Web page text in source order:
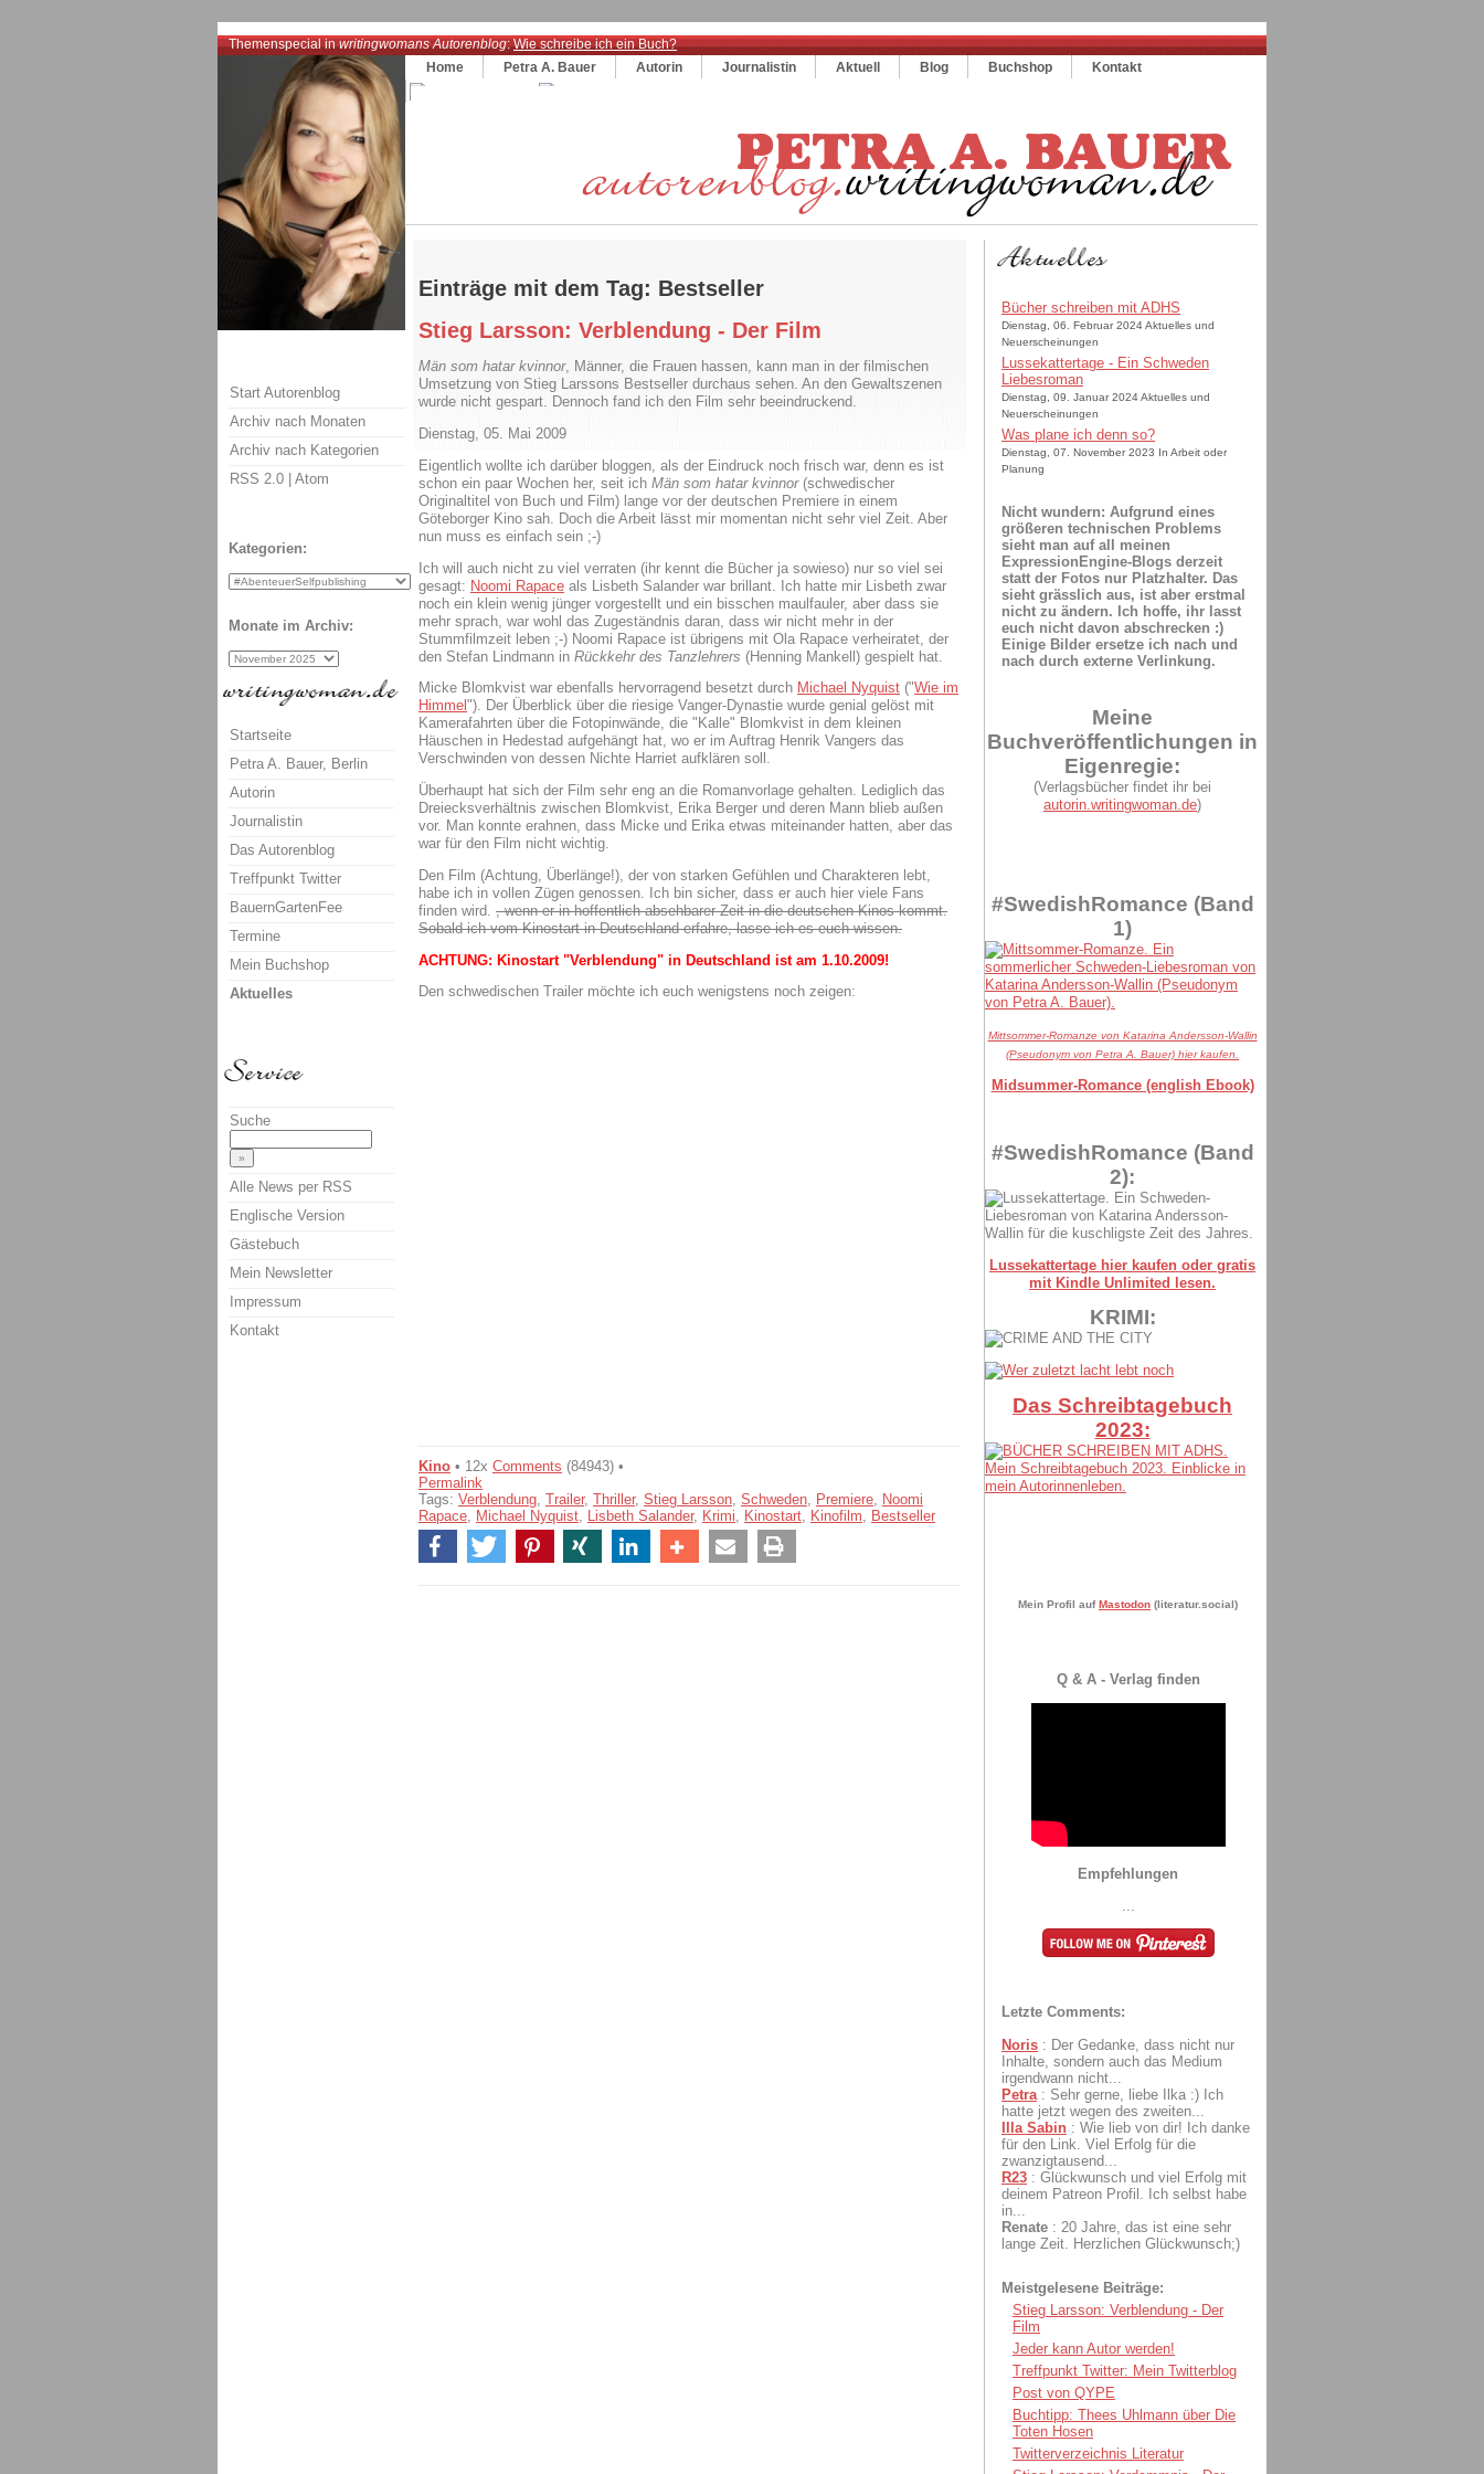
Themenspecial inwritingwomans Autorenblog:Wie schreibe ich ein Buch?
Home
Petra A. Bauer Autorin Journalistin Aktuell Blog Buchshop Kontakt
Einträge mit dem Tag: Bestseller
Stieg Larsson: Verblendung - Der Film
Män som hatar kvinnor, Männer, die Frauen hassen, kann man in der filmischen
Umsetzung von Stieg Larssons Bestseller durchaus sehen. An den Gewaltszenen
wurde nicht gespart. Dennoch fand ich den Film sehr beeindruckend.
Dienstag, 05. Mai 2009
Eigentlich wollte ich darüber bloggen, als der Eindruck noch frisch war, denn es ist
schon ein paar Wochen her, seit ich Män som hatar kvinnor(schwedischer
Originaltitel von Buch und Film) lange vor der deutschen Premiere in einem
Göteborger Kino sah. Doch die Arbeit lässt mir momentan nicht sehr viel Zeit. Aber
nun muss es einfach sein ;-)
Ich will auch nicht zu viel verraten (ihr kennt die Bücher ja sowieso) nur so viel sei
gesagt: Noomi Rapace als Lisbeth Salander war brillant. Ich hatte mir Lisbeth zwar
noch ein klein wenig jünger vorgestellt und ein bisschen maulfauler, aber dass sie
mehr sprach, war wohl das Zugeständnis daran, dass wir nicht mehr in der
Stummfilmzeit leben ;-) Noomi Rapace ist übrigens mit Ola Rapace verheiratet, der
den Stefan Lindmann in Rückkehr des Tanzlehrers (Henning Mankell) gespielt hat.
Micke Blomkvist war ebenfalls hervorragend besetzt durch Michael Nyquist ("Wie im
Himmel "). Der Überblick über die riesige Vanger-Dynastie wurde genial gelöst mit
Kamerafahrten über die Fotopinwände, die "Kalle" Blomkvist in dem kleinen
Häuschen in Hedestad aufgehängt hat, wo er im Auftrag Henrik Vangers das
Verschwinden von dessen Nichte Harriet aufklären soll.
Überhaupt hat sich der Film sehr eng an die Romanvorlage gehalten. Lediglich das
Dreiecksverhältnis zwischen Blomkvist, Erika Berger und deren Mann blieb außen
vor. Man konnte erahnen, dass Micke und Erika etwas miteinander hatten, aber das
war für den Film nicht wichtig.
Den Film (Achtung, Überlänge!), der von starken Gefühlen und Charakteren lebt,
habe ich in vollen Zügen genossen. Ich bin sicher, dass er auch hier viele Fans
finden wird. , wenn er in hoffentlich absehbarer Zeit in die deutschen Kinos kommt.
Sobald ich vom Kinostart in Deutschland erfahre, lasse ich es euch wissen.
ACHTUNG: Kinostart "Verblendung" in Deutschland ist am 1.10.2009!
Den schwedischen Trailer möchte ich euch wenigstens noch zeigen:
Kino • 12x Comments (84943) •
Permalink
Tags: Verblendung Trailer, Thriller, Stieg Larsson Schweden Premiere
Noomi
Rapace
Michael Nyquist Lisbeth Salander, Krimi Kinostart Kinofilm Bestseller
Bücher schreiben mit ADHS
Dienstag, 06. Februar 2024 Aktuelles und
Neuerscheinungen
Lussekattertage - Ein Schweden
Liebesroman
Dienstag, 09. Januar 2024 Aktuelles und
Neuerscheinungen
Was plane ich denn so?
Dienstag, 07. November 2023 In Arbeit oder
Planung
Nicht wundern: Aufgrund eines
größeren technischen Problems
sieht man auf all meinen
ExpressionEngine-Blogs derzeit
statt der Fotos nur Platzhalter. Das
sieht grässlich aus, ist aber erstmal
nicht zu ändern. Ich hoffe, ihr lasst
euch nicht davon abschrecken :)
Einige Bilder ersetze ich nach und
nach durch externe Verlinkung.
Meine
Buchveröffentlichungen in
Eigenregie:
(Verlagsbücher findet ihr bei
autorin.writingwoman.de)
#SwedishRomance (Band
1)
Mittsommer-Romanze von Katarina Andersson-Wallin
(Pseudonym von Petra A. Bauer) hier kaufen.
Midsummer-Romance (english Ebook)
#SwedishRomance (Band
2):
Lussekattertage hier kaufen oder gratis
mit Kindle Unlimited lesen.
KRIMI:
Das Schreibtagebuch
2023:
Mein Profil auf Mastodon (literatur.social)
Q & A - Verlag finden
Empfehlungen
Letzte Comments:
Noris : Der Gedanke, dass nicht nur
Inhalte, sondern auch das Medium
irgendwann nicht...
Petra : Sehr gerne, liebe Ilka :) Ich
hatte jetzt wegen des zweiten...
Illa Sabin : Wie lieb von dir! Ich danke
für den Link. Viel Erfolg für die
zwanzigtausend...
R23 : Glückwunsch und viel Erfolg mit
deinem Patreon Profil. Ich selbst habe
in...
Renate : 20 Jahre, das ist eine sehr
lange Zeit. Herzlichen Glückwunsch;)
Meistgelesene Beiträge:
Stieg Larsson: Verblendung - Der
Film
Jeder kann Autor werden!
Treffpunkt Twitter: Mein Twitterblog
Post von QYPE
Buchtipp: Thees Uhlmann über Die
Toten Hosen
Twitterverzeichnis Literatur
Start Autorenblog
Archiv nach Monaten
Archiv nach Kategorien
RSS 2.0 | Atom
Kategorien:
Monate im Archiv:
Startseite
Petra A. Bauer, Berlin
Autorin
Journalistin
Das Autorenblog
Treffpunkt Twitter
BauernGartenFee
Termine
Mein Buchshop
Aktuelles
Suche
Alle News per RSS
Englische Version
Gästebuch
Mein Newsletter
Impressum
Kontakt